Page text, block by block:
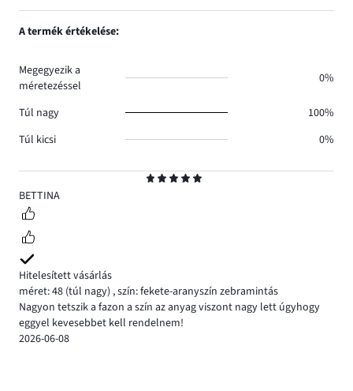
5
BETTINA
Hitelesített vásárlás
méret: 48 (túl nagy) ,szín: fekete-aranyszín zebramintás
Nagyon tetszik a fazon a szín az anyag viszont nagy lett úgyhogy
eggyel kevesebbet kell rendelnem!
2026-06-08
A termék értékelése:
Megegyezik a
méretezéssel
0%
Túl nagy
100%
Túl kicsi
0%